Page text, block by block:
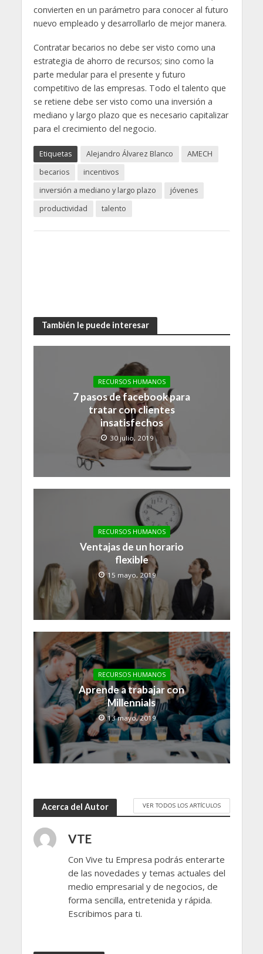
convierten en un parámetro para conocer al futuro
nuevo empleado y desarrollarlo de mejor manera.
Contratar becarios no debe ser visto como una
estrategia de ahorro de recursos; sino como la
parte medular para el presente y futuro
competitivo de las empresas. Todo el talento que
se retiene debe ser visto como una inversión a
mediano y largo plazo que es necesario capitalizar
para el crecimiento del negocio.
Etiquetas Alejandro Álvarez Blanco
AMECH
becarios
incentivos
inversión a mediano y largo plazo
jóvenes
productividad
talento
También le puede interesar
RECURSOS HUMANOS
7 pasos de facebook para
tratar con clientes
insatisfechos
30 julio, 2019
RECURSOS HUMANOS
Ventajas de un horario
flexible
15 mayo, 2019
RECURSOS HUMANOS
Aprende a trabajar con
Millennials
13 mayo, 2019
Acerca del Autor VER TODOS LOS ARTÍCULOS
VTE
Con Vive tu Empresa podrás enterarte
de las novedades y temas actuales del
medio empresarial y de negocios, de
forma sencilla, entretenida y rápida.
Escribimos para ti.